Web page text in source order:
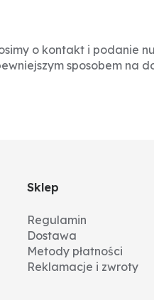
o kontakt i podanie
sposobem na
Sklep
Regulamin
Dostawa
Metody płatności
Reklamacje i zwroty